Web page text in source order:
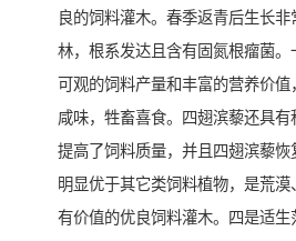
良的饲料灌木。春季返青后生长
林，根系发达且含有固氮根瘤菌
可观的饲料产量和丰富的营养价
咸味，牲畜喜食。四翅滨藜还具有
提高了饲料质量，并且四翅滨藜恢
明显优于其它类饲料植物，是荒漠
有价值的优良饲料灌木。四是适